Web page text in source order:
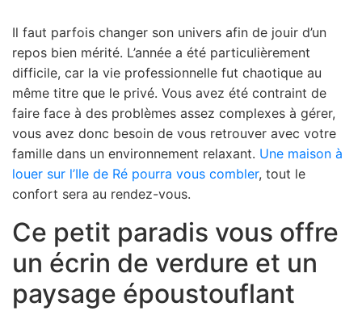
Il faut parfois changer son univers afin de jouir d’un
repos bien mérité. L’année a été particulièrement
difficile, car la vie professionnelle fut chaotique au
même titre que le privé. Vous avez été contraint de
faire face à des problèmes assez complexes à gérer,
vous avez donc besoin de vous retrouver avec votre
famille dans un environnement relaxant. Une maison à
louer sur l’Ile de Ré pourra vous combler, tout le
confort sera au rendez-vous.
Ce petit paradis vous offre
un écrin de verdure et un
paysage époustouflant